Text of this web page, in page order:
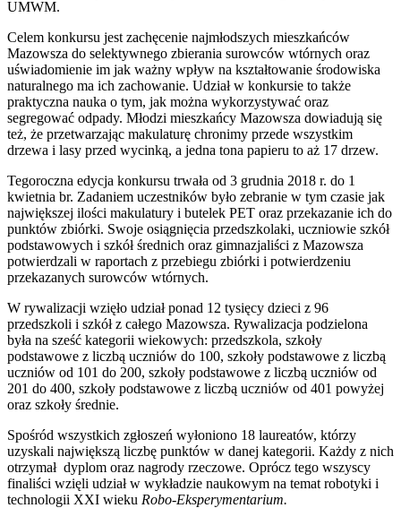
UMWM.
Celem konkursu jest zachęcenie najmłodszych mieszkańców
Mazowsza do selektywnego zbierania surowców wtórnych oraz
uświadomienie im jak ważny wpływ na kształtowanie środowiska
naturalnego ma ich zachowanie. Udział w konkursie to także
praktyczna nauka o tym, jak można wykorzystywać oraz
segregować odpady. Młodzi mieszkańcy Mazowsza dowiadują się
też, że przetwarzając makulaturę chronimy przede wszystkim
drzewa i lasy przed wycinką, a jedna tona papieru to aż 17 drzew.
Tegoroczna edycja konkursu trwała od 3 grudnia 2018 r. do 1
kwietnia br. Zadaniem uczestników było zebranie w tym czasie jak
największej ilości makulatury i butelek PET oraz przekazanie ich do
punktów zbiórki. Swoje osiągnięcia przedszkolaki, uczniowie szkół
podstawowych i szkół średnich oraz gimnazjaliści z Mazowsza
potwierdzali w raportach z przebiegu zbiórki i potwierdzeniu
przekazanych surowców wtórnych.
W rywalizacji wzięło udział ponad 12 tysięcy dzieci z 96
przedszkoli i szkół z całego Mazowsza. Rywalizacja podzielona
była na sześć kategorii wiekowych: przedszkola, szkoły
podstawowe z liczbą uczniów do 100, szkoły podstawowe z liczbą
uczniów od 101 do 200, szkoły podstawowe z liczbą uczniów od
201 do 400, szkoły podstawowe z liczbą uczniów od 401 powyżej
oraz szkoły średnie.
Spośród wszystkich zgłoszeń wyłoniono 18 laureatów, którzy
uzyskali największą liczbę punktów w danej kategorii. Każdy z nich
otrzymał dyplom oraz nagrody rzeczowe. Oprócz tego wszyscy
finaliści wzięli udział w wykładzie naukowym na temat robotyki i
technologii XXI wieku Robo-Eksperymentarium.